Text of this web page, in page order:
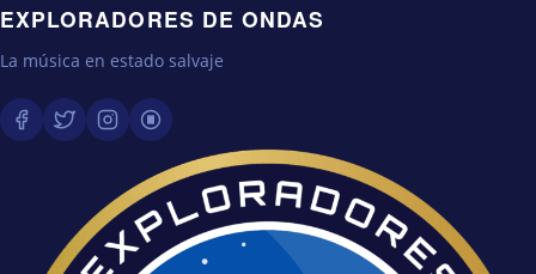
EXPLORADORES DE ONDAS
La música en estado salvaje